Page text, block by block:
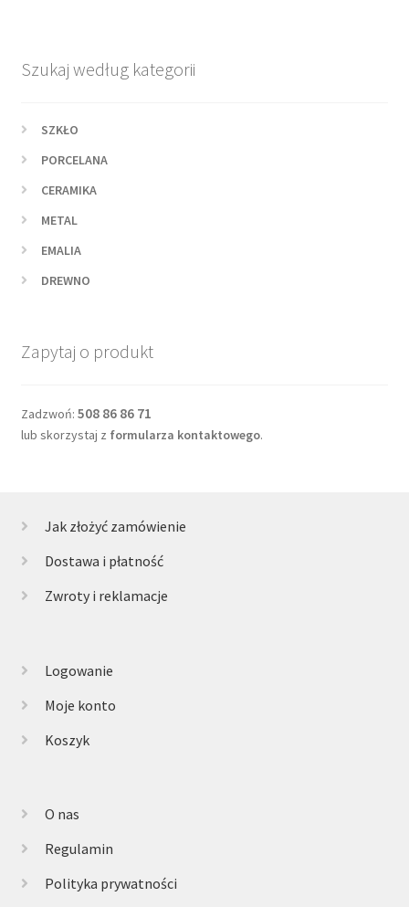
Szukaj według kategorii
SZKŁO
PORCELANA
CERAMIKA
METAL
EMALIA
DREWNO
Zapytaj o produkt
Zadzwoń: 508 86 86 71
lub skorzystaj z formularza kontaktowego.
Jak złożyć zamówienie
Dostawa i płatność
Zwroty i reklamacje
Logowanie
Moje konto
Koszyk
O nas
Regulamin
Polityka prywatności